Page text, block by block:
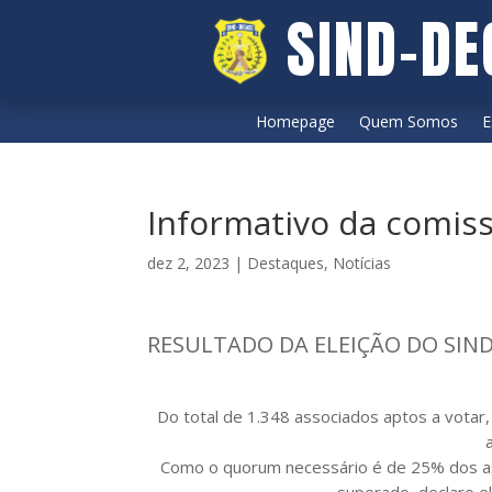
SIND-
Homepage Quem Somos
Informativo da
dez 2, 2023 | Destaques, Notícias
RESULTADO DA ELEIÇÃO DO
Do total de 1.348 associados aptos a
Como o quorum necessário é de 25%